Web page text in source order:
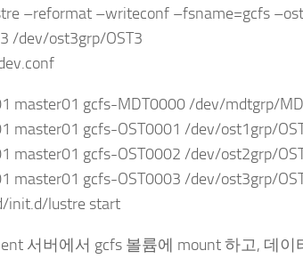
–reformat –writeconf –fsname=gcfs
/dev/ost3grp/OST3
master01 gcfs-MDT0000 /dev/mdtgrp/
master01 gcfs-OST0001 /dev/ost1grp/
master01 gcfs-OST0002 /dev/ost2grp/
master01 gcfs-OST0003 /dev/ost3grp/
init.d/lustre start
서버에서 gcfs 볼륨에 mount 하고, 데이